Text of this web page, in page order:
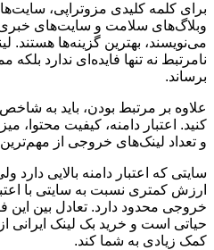
برای کلمه کلیدی مزوتراپی،
وبلاگ‌های سلامت و سایت‌های
می‌نویسند، بهترین گزینه‌ها هستند.
نامرتبط نه تنها فایده‌ای ندارد
برساند.
علاوه بر مرتبط بودن، باید به
کنید. اعتبار دامنه، کیفیت محتوا،
و تعداد لینک‌های خروجی از
سایتی که اعتبار دامنه بالایی
ارزش کمتری نسبت به سایتی با
خروجی محدود دارد. تعادل بین این
حیاتی است و خرید بک لینک ایرانی
کمک زیادی به شما کند.